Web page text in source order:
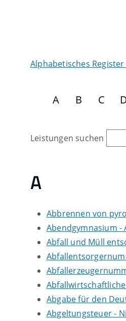
Alphabetisches
A B C
Leistungen suchen
A
Abbrennen von
Abendgymnasium -
Abfall und Müll
Abgabe für den
Abgeltungsteuer -